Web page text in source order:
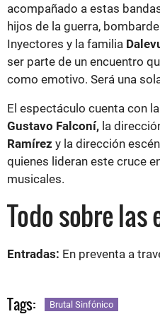
acompañado a estas
hijos de la guerra,
Inyectores y la familia
ser parte de un encuentro
como emotivo. Será una
El espectáculo cuenta con
Gustavo Falconí, la
Ramírez y la dirección
quienes lideran este cruce
musicales.
Todo sobre las
Entradas: En preventa a
Tags: Brutal Sinfónico